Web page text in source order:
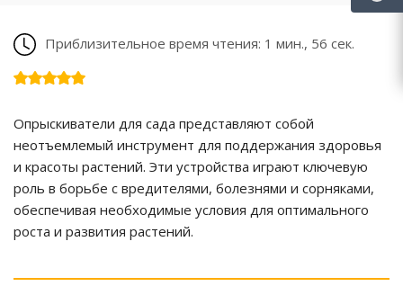
Приблизительное время чтения: 1 мин., 56 сек.
Опрыскиватели для сада представляют собой
неотъемлемый инструмент для поддержания здоровья
и красоты растений. Эти устройства играют ключевую
роль в борьбе с вредителями, болезнями и сорняками,
обеспечивая необходимые условия для оптимального
роста и развития растений.